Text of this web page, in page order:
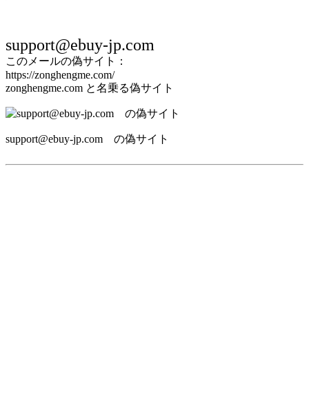
support@ebuy-jp.com
このメールの偽サイト：
https://zonghengme.com/
zonghengme.com と名乗る偽サイト
support@ebuy-jp.com の偽サイト